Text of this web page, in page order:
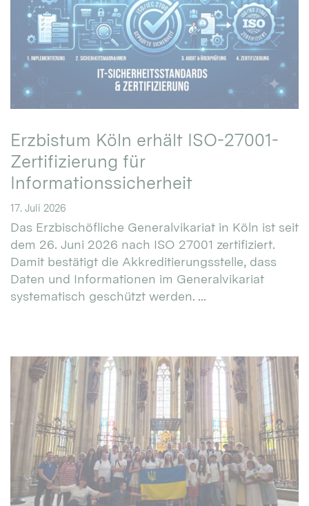
Erzbistum Köln erhält ISO-27001-
Zertifizierung für
Informationssicherheit
17. Juli 2026
Das Erzbischöfliche Generalvikariat in Köln ist seit
dem 26. Juni 2026 nach ISO 27001 zertifiziert.
Damit bestätigt die Akkreditierungsstelle, dass
Daten und Informationen im Generalvikariat
systematisch geschützt werden. ...